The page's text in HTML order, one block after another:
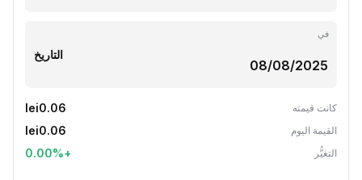
في
التاريخ
كانت قيمته lei0.06
القيمة اليوم lei0.06
التغيُّر +
0.00%